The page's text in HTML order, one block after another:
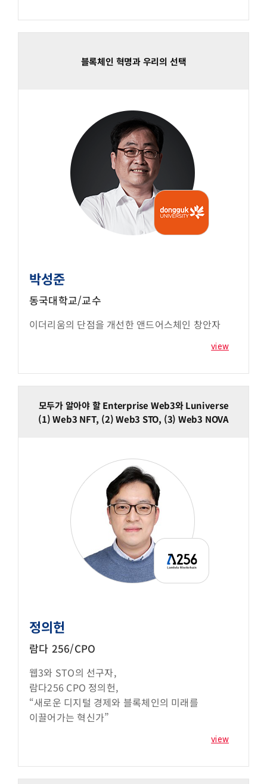
블록체인 혁명과 우리의 선택
박성준
동국대학교/교수
이더리움의 단점을 개선한 앤드어스체인 창안자
view
모두가 알아야 할 Enterprise Web3와 Luniverse
(1) Web3 NFT, (2) Web3 STO, (3) Web3 NOVA
정의헌
람다 256/CPO
웹3와 STO의 선구자,
람다256 CPO 정의헌,
“새로운 디지털 경제와 블록체인의 미래를
이끌어가는 혁신가”
view